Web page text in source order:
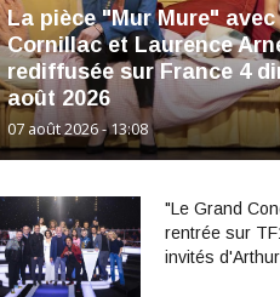
La pièce "Mur Mure"
Cornillac et Laurence
rediffusée sur France 4
août 2026
07 août 2026 - 13:08
"Le Grand
rentrée sur
invités d'Arthur